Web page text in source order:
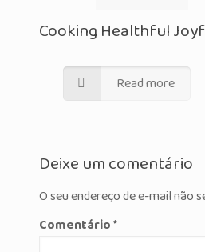
Cooking Healthful
Read more
Deixe um comentário
O seu endereço de e-mail não
Comentário*